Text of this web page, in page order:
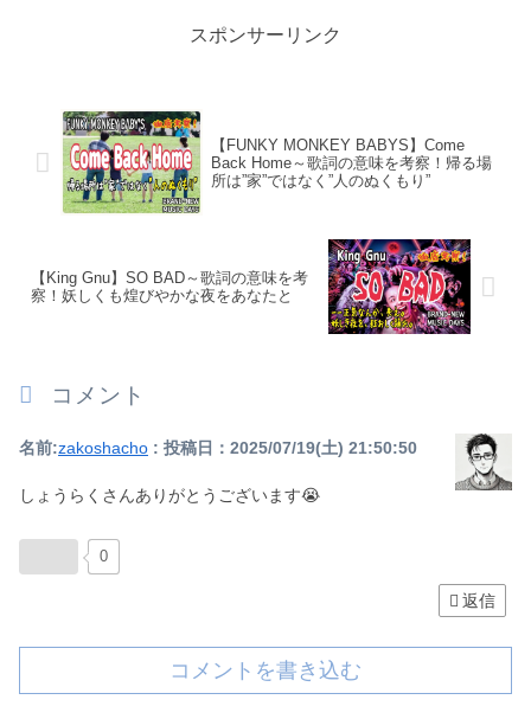
スポンサーリンク
【FUNKY MONKEY BABYS】Come
Back Home～歌詞の意味を考察！帰る場
所は”家”ではなく”人のぬくもり”
【King Gnu】SO BAD～歌詞の意味を考
察！妖しくも煌びやかな夜をあなたと
コメント
名前:zakoshacho : 投稿日：2025/07/19(土) 21:50:50
しょうらくさんありがとうございます😭
0
返信
コメントを書き込む